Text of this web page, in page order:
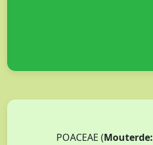
Mouterde: